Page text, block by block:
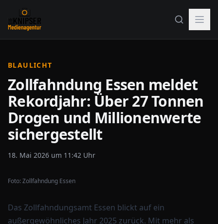
BLAULICHT
Zollfahndung Essen meldet
Rekordjahr: Über 27 Tonnen
Drogen und Millionenwerte
sichergestellt
18. Mai 2026 um 11:42 Uhr
Foto:Zollfahndung Essen
Das Zollfahndungsamt Essen blickt auf ein
außergewöhnliches Jahr 2025 zurück. Mit mehr als